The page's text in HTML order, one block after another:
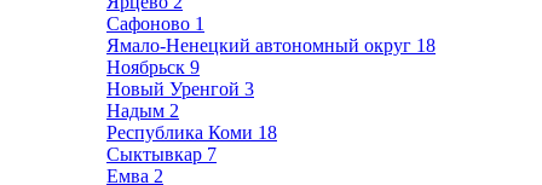
Сафоново 1
Ямало-Ненецкий автономный округ 18
Ноябрьск 9
Новый Уренгой 3
Надым 2
Республика Коми 18
Сыктывкар 7
Емва 2